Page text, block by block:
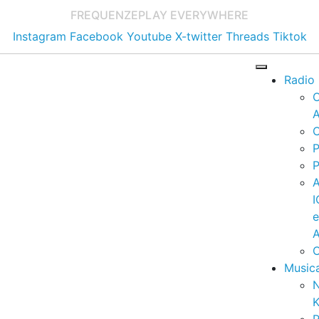
FREQUENZEPLAY EVERYWHERE
Instagram Facebook Youtube X-twitter Threads Tiktok
Radio
e